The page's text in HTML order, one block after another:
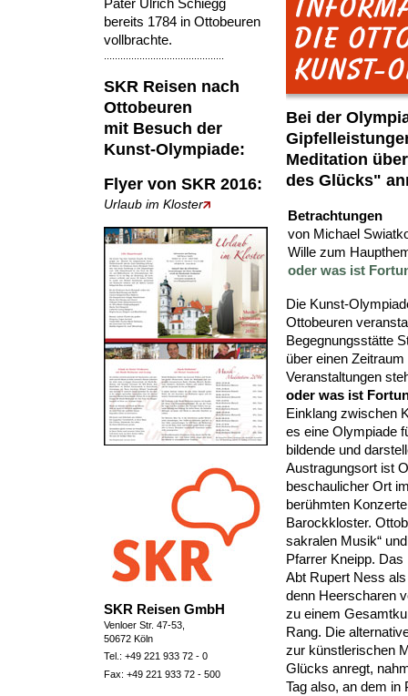
Pater Ulrich Schiegg
bereits 1784 in Ottobeuren
vollbrachte.
SKR Reisen nach
Ottobeuren
mit Besuch der
Kunst-Olympiade:
Flyer von SKR 2016:
Urlaub im Kloster
SKR Reisen GmbH
Venloer Str. 47-53,
50672 Köln
Tel.: +49 221 933 72 - 0
Fax: +49 221 933 72 - 500
Bei der
Meditation
des Glücks"
Betrachtungen
von Michael
Wille zum
oder was ist
Die Kunst-
Ottobeuren
Begegnungsstätte
über einen
Veranstaltungen
oder was ist
Einklang zwischen
es eine Olympiade
bildende und
Austragungsort ist
beschaulicher Ort
berühmten
Barockkloster.
sakralen Musik“
Pfarrer Kneipp.
Abt Rupert Ness
denn Heerscharen
zu einem
Rang. Die
zur künstlerischen
Glücks anregt,
Tag also, an dem in